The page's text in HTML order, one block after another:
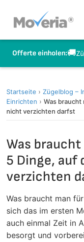
Inhalt
springen
Offerte einholen:🚚
Startseite › Zügelblog –
Einrichten › Was braucht
nicht verzichten darfst
Was
5 Dinge, auf
verzichten
Was braucht man
sich das im ersten
auch einmal Zeit in
besorgt und